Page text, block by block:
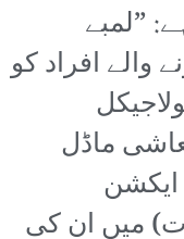
”لمبے
افراد کو
ماڈل
ایکشن
میں ان کی